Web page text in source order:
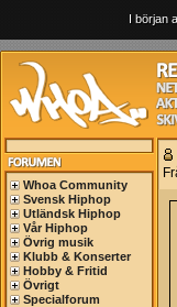
I början
Whoa Community
Svensk Hiphop
Utländsk Hiphop
Vår Hiphop
Övrig musik
Klubb & Konserter
Hobby & Fritid
Övrigt
Specialforum